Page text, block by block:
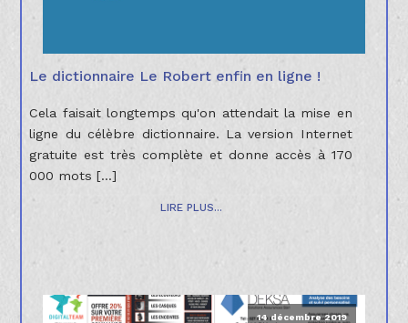
Le dictionnaire Le Robert enfin en ligne !
Cela faisait longtemps qu'on attendait la mise en
ligne du célèbre dictionnaire. La version Internet
gratuite est très complète et donne accès à 170
000 mots [...]
LIRE PLUS...
14 décembre 2019